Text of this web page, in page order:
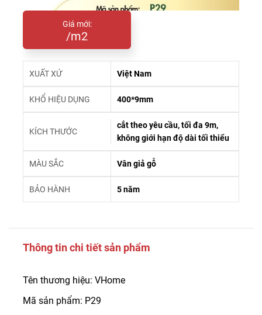
Giá mới:
/m2
XUẤT XỨ Việt Nam
KHỔ HIỆU DỤNG 400*9mm
KÍCH THƯỚC
cắt theo yêu cầu, tối đa 9m,
không giới hạn độ dài tối thiểu
MÀU SẮC Vân giả gỗ
BẢO HÀNH 5 năm
Thông tin chi tiết sản phẩm
Tên thương hiệu: VHome
Mã sản phẩm: P29